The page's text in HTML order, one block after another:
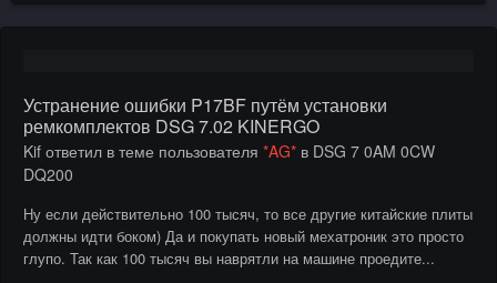
Устранение ошибки P17BF путём установки
ремкомплектов DSG 7.02 KINERGO
Kif ответил в теме пользователя *AG* в DSG 7 0AM 0CW
DQ200
Ну если действительно 100 тысяч, то все другие китайские плиты
должны идти боком) Да и покупать новый мехатроник это просто
глупо. Так как 100 тысяч вы наврятли на машине проедите...